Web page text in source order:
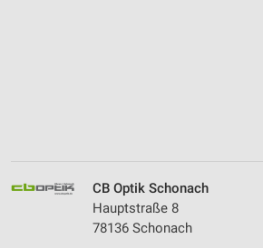
CB Optik Schonach
Hauptstraße 8
78136 Schonach